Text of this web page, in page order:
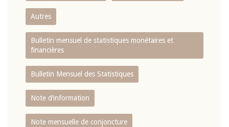
Autres
Bulletin mensuel de statistiques monétaires et
financières
Bulletin Mensuel des Statistiques
Note d’information
Note mensuelle de conjoncture